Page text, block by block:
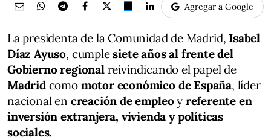
Agregar a Google
La presidenta de la Comunidad de Madrid, Isabel
Díaz Ayuso, cumplesiete años al frente del
Gobierno regional reivindicando el papel de
Madridcomo motor económico de España, líder
nacional en creación de empleoy referente en
inversión extranjera, vivienda y políticas
sociales.